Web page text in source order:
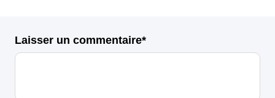
Laisser un commentaire*